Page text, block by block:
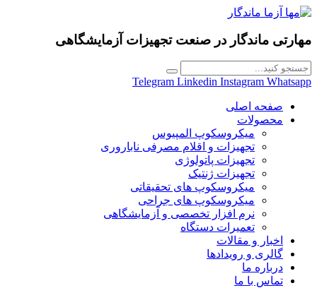
مهارتی ماندگار در صنعت تجهیزات آزمایشگاهی
Telegram Linkedin Instagram Whatsapp
صفحه اصلی
محصولات
میکروسکوپ المپیوس
تجهیزات و اقلام مصرفی ناباروری
تجهیزات پاتولوژی
تجهیزات ژنتیک
میکروسکوپ های تحقیقاتی
میکروسکوپ های جراحی
نرم افزار تخصصی و آزمایشگاهی
تعمیرات دستگاه
اخبار و مقالات
گالری و رویدادها
درباره ما
تماس با ما